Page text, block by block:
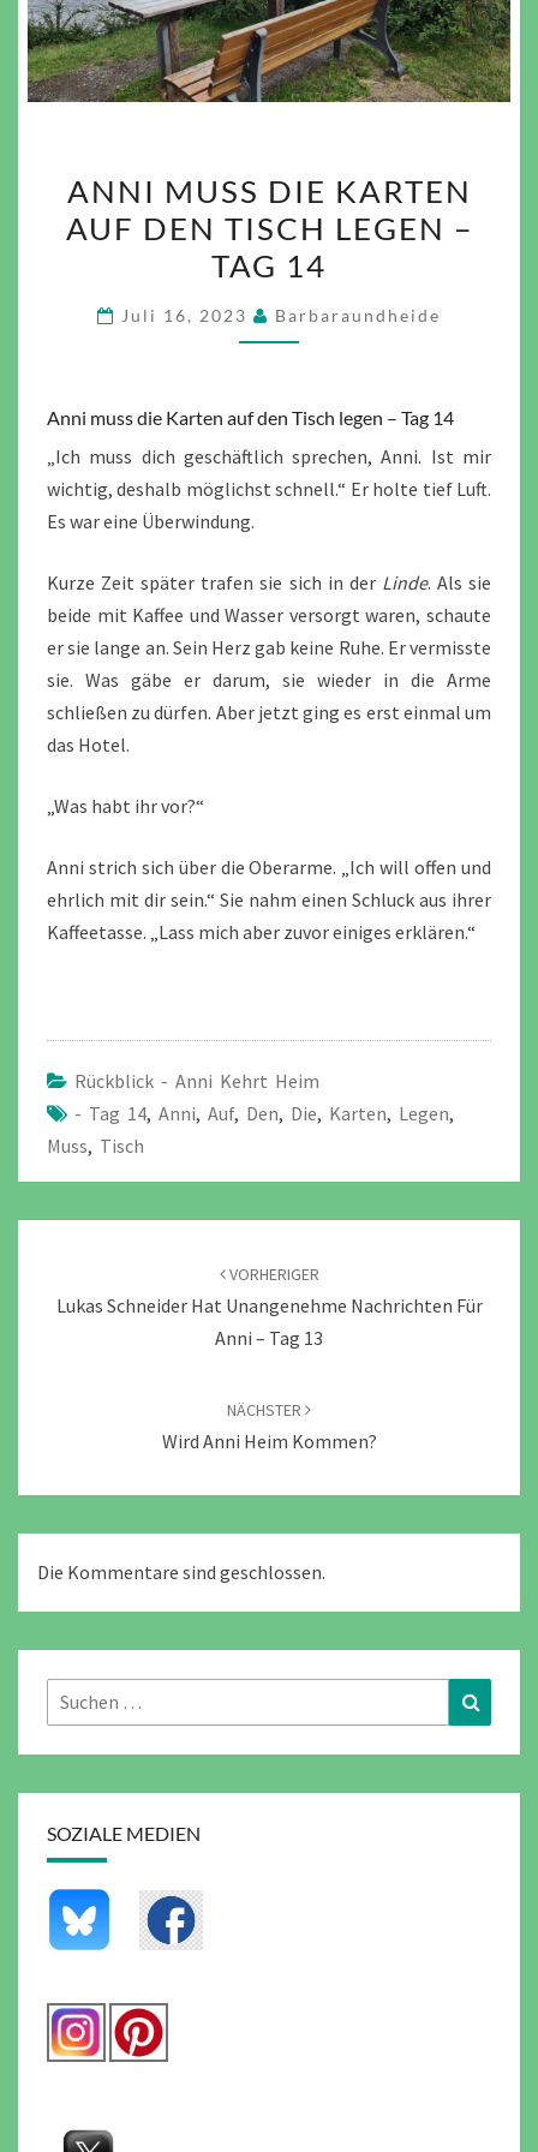
MUSS
DIE
KARTEN
DEN
–
TAG
14
ANNI MUSS DIE KARTEN
AUF DEN TISCH LEGEN –
TAG 14
Juli 16, 2023 Barbaraundheide
Anni muss die Karten auf den Tisch legen – Tag 14
„Ich muss dich geschäftlich sprechen, Anni. Ist mir
wichtig, deshalb möglichst schnell.“ Er holte tief Luft.
Es war eine Überwindung.
Kurze Zeit später trafen sie sich in der Linde. Als sie
beide mit Kaffee und Wasser versorgt waren, schaute
er sie lange an. Sein Herz gab keine Ruhe. Er vermisste
sie. Was gäbe er darum, sie wieder in die Arme
schließen zu dürfen. Aber jetzt ging es erst einmal um
das Hotel.
„Was habt ihr vor?“
Anni strich sich über die Oberarme. „Ich will offen und
ehrlich mit dir sein.“ Sie nahm einen Schluck aus ihrer
Kaffeetasse. „Lass mich aber zuvor einiges erklären.“
Rückblick - Anni Kehrt Heim
- Tag 14, Anni, Auf, Den, Die, Karten, Legen,
Muss, Tisch
VORHERIGER
Lukas Schneider Hat Unangenehme Nachrichten Für
Anni – Tag 13
NÄCHSTER
Wird Anni Heim Kommen?
Die Kommentare sind geschlossen.
Suchen
nach:
SOZIALE MEDIEN